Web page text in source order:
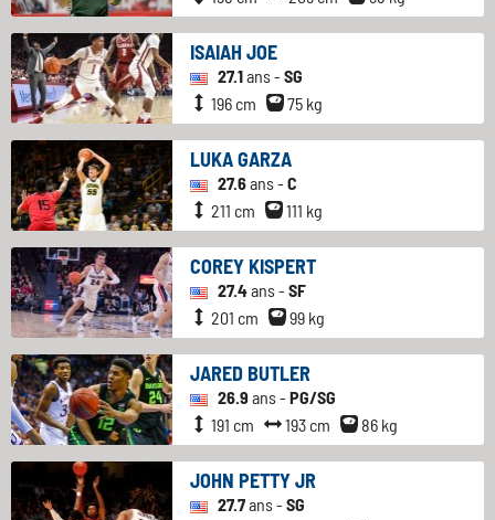
ISAIAH JOE
27.1ans - SG
196 cm
75 kg
LUKA GARZA
27.6ans - C
211 cm
111 kg
COREY KISPERT
27.4ans - SF
201 cm
99 kg
JARED BUTLER
26.9ans - PG/SG
191 cm
193 cm 86 kg
JOHN PETTY JR
27.7ans - SG